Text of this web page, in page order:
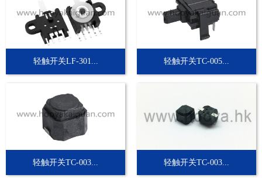
轻触开关LF-301... 轻触开关TC-005...
轻触开关TC-003... 轻触开关TC-003...